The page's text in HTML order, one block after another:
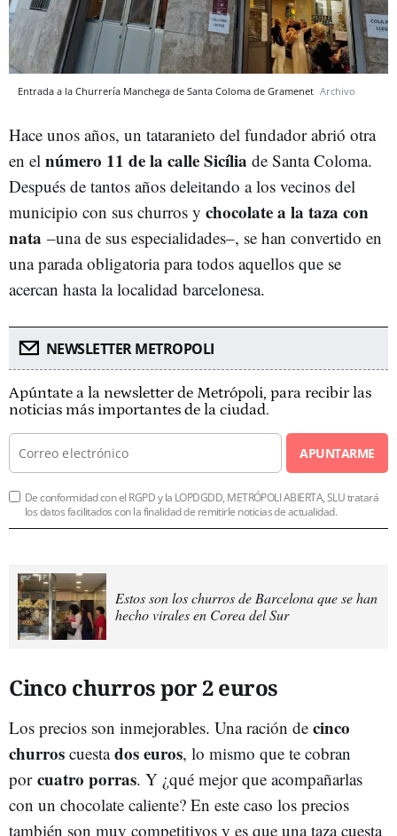
Entrada a la Churrería Manchega de Santa Coloma de Gramenet Archivo
Hace unos años, un tataranieto del fundador abrió otra
en el número 11 de la calle Sicília de Santa Coloma.
Después de tantos años deleitando a los vecinos del
municipio con sus churros y chocolate a la taza con
nata –una de sus especialidades–, se han convertido en
una parada obligatoria para todos aquellos que se
acercan hasta la localidad barcelonesa.
NEWSLETTER METROPOLI
Apúntate a la newsletter de Metrópoli, para recibir las
noticias más importantes de la ciudad.
APUNTARME
De conformidad con el RGPD y la LOPDGDD, METRÓPOLI ABIERTA, SLU tratará
los datos facilitados con la finalidad de remitirle noticias de actualidad.
Estos son los churros de Barcelona que se han
hecho virales en Corea del Sur
Cinco churros por 2 euros
Los precios son inmejorables. Una ración de cinco
churros cuestados euros, lo mismo que te cobran
por cuatro porras. Y ¿qué mejor que acompañarlas
con un chocolate caliente? En este caso los precios
también son muy competitivos y es que una taza cuesta